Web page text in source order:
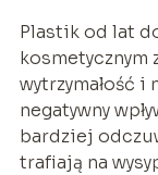
Plastik od lat
kosmetycznym
wytrzymałość
negatywny
bardziej
trafiają na